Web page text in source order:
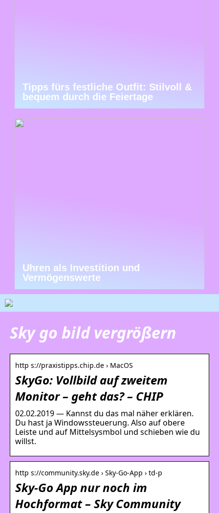
Tipps fürs festliche Outfit: Stilvoll &
bequem durch die Feiertage
Uhren als Investition und
Vermögenswerte
Sky go bild vergrößern
http s://praxistipps.chip.de › MacOS
SkyGo: Vollbild auf zweitem
Monitor – geht das? – CHIP
02.02.2019 — Kannst du das mal näher erklären.
Du hast ja Windowssteuerung. Also auf obere
Leiste und auf Mittelsysmbol und schieben wie du
willst.
http s://community.sky.de › Sky-Go-App › td-p
Sky-Go App nur noch im
Hochformat – Sky Community